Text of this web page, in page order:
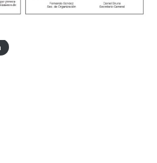
Mario Martínez le dieron a
Por su lado, Mignini también
media hora a Ezequiel Cérica,